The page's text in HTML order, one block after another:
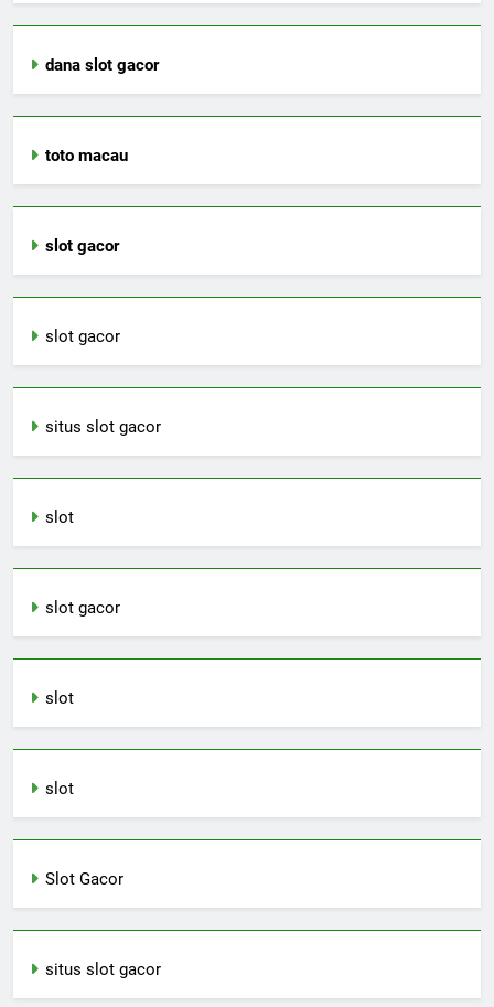
dana slot gacor
toto macau
slot gacor
slot gacor
situs slot gacor
slot
slot gacor
slot
slot
Slot Gacor
situs slot gacor